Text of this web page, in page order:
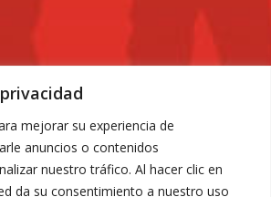
mejorar su experiencia de
anuncios o contenidos
nuestro tráfico. Al hacer clic en
da su consentimiento a nuestro uso
las bombas nº6. 30009 Murcia